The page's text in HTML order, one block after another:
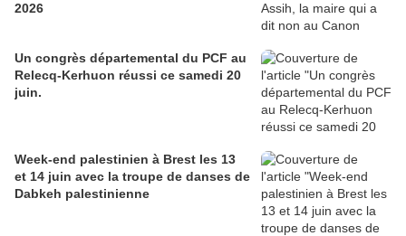
2026
Un congrès départemental du PCF au
Relecq-Kerhuon réussi ce samedi 20
juin.
Week-end palestinien à Brest les 13
et 14 juin avec la troupe de danses de
Dabkeh palestinienne